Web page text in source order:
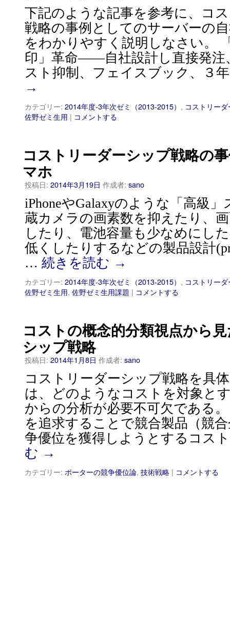
下記のような記事を参考に、コ
戦略の事例としてのサーバーの
をわかりやすく説明しなさい。
印」革命――自社設計し直接発注
スト抑制、フェイスブック、３
→
カテゴリー: 2014年度-3年次ゼミ（2013-2015） , コストリー
佐野ゼミ生用 | コメントする
コストリーダーシップ戦略の
マホ
投稿日: 2014年3月19日 作成者: sano
iPhoneやGalaxyのような「高級
蔵カメラの画素数を抑えたり、
したり、電池容量も少なめにし
低くしたりするなどの製品設計
… 続きを読む →
カテゴリー: 2014年度-3年次ゼミ（2013-2015） , コストリー
佐野ゼミ生用, 佐野ゼミ生用課題 | コメントする
コストの概念的分類視点から
シップ戦略
投稿日: 2014年1月8日 作成者: sano
コストリーダーシップ戦略を具
は、どのようなコストを対象と
からの分析が必要不可欠である
を追求することで競合製品（競
争優位を獲得しようとするコス
む →
カテゴリー: ポーターの競争優位論, 技術戦略 | コメントする